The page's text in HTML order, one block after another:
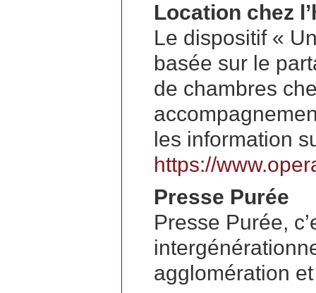
Location chez
Le dispositif «
basée sur le
de chambres
les information
https://
Presse Purée
Presse Purée,
agglomération